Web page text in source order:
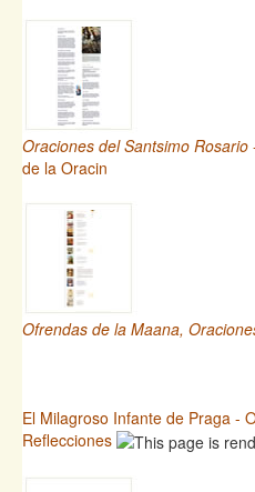
Oraciones del Santsimo Rosario
de la Oracin
Ofrendas de la Maana,
El Milagroso Infante de Praga -
Reflecciones